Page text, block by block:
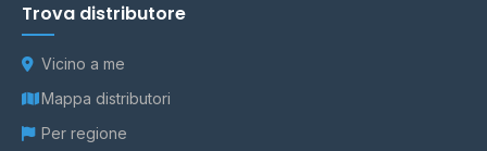
Trova distributore
Vicino a me
Mappa distributori
Per regione